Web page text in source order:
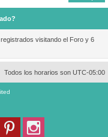
visitando el Foro y 6
Todos los horarios son UTC-05:00